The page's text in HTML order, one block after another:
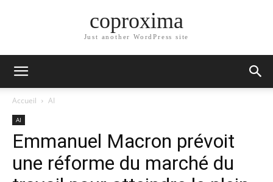
coproxima
Just another WordPress site
Accueil AI
AI
Emmanuel Macron prévoit
une réforme du marché du